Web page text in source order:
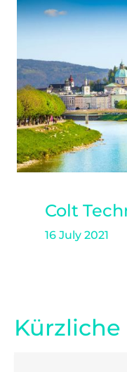
Colt
16 July 2021
Kürzliche